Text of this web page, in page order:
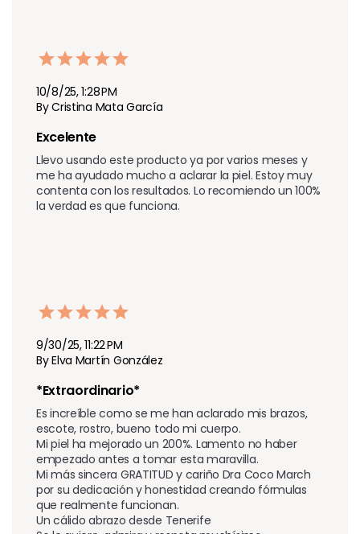
10/8/25, 1:28 PM
By Cristina Mata García
Excelente
Llevo usando este producto ya por varios meses y
me ha ayudado mucho a aclarar la piel. Estoy muy
contenta con los resultados. Lo recomiendo un 100%
la verdad es que funciona.
9/30/25, 11:22 PM
By Elva Martín González
*Extraordinario*
Es increíble como se me han aclarado mis brazos,
escote, rostro, bueno todo mi cuerpo.
Mi piel ha mejorado un 200%. Lamento no haber
empezado antes a tomar esta maravilla.
Mi más sincera GRATITUD y cariño Dra Coco March
por su dedicación y honestidad creando fórmulas
que realmente funcionan.
Un cálido abrazo desde Tenerife